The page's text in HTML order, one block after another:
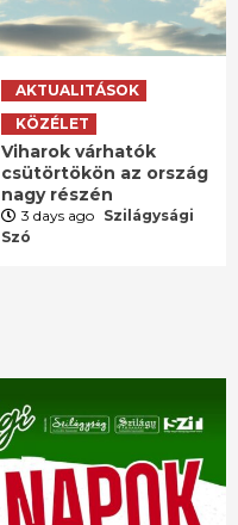
AKTUALITÁSOK
KÖZÉLET
Viharok várhatók
csütörtökön az ország
nagy részén
3 days ago Szilágysági
Szó